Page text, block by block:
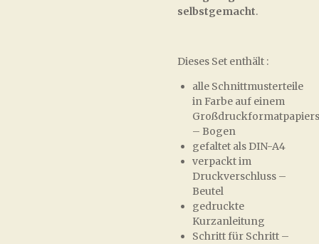
selbstgemacht.
Dieses Set enthält :
alle Schnittmusterteile
in Farbe auf einem
– Bogen
gefaltet als DIN-A4
verpackt im
Druckverschluss –
Beutel
gedruckte
Kurzanleitung
Schritt für Schritt –